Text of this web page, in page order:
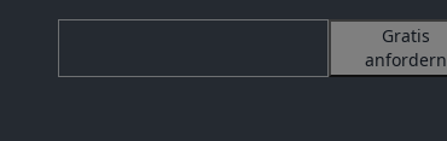
Gratis
anfordern